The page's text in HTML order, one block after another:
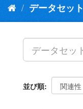
データセット
並び順